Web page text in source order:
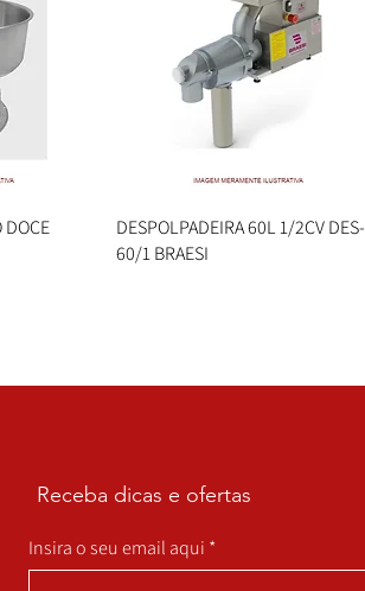
DOCE
Visualização rápida
DESPOLPADEIRA 60L 1/2CV DES-
60/1 BRAESI
Receba dicas e ofertas
Insira o seu email aqui